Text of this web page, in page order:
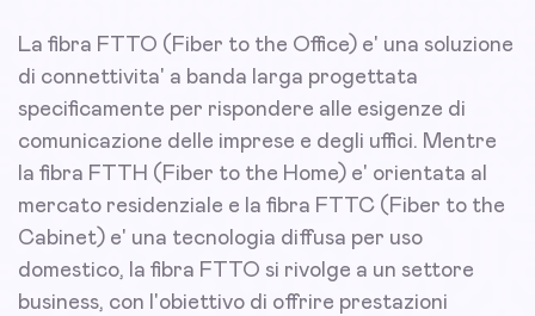
La fibra FTTO (Fiber to the Office) e' una soluzione
di connettivita' a banda larga progettata
specificamente per rispondere alle esigenze di
comunicazione delle imprese e degli uffici. Mentre
la fibra FTTH (Fiber to the Home) e' orientata al
mercato residenziale e la fibra FTTC (Fiber to the
Cabinet) e' una tecnologia diffusa per uso
domestico, la fibra FTTO si rivolge a un settore
business, con l'obiettivo di offrire prestazioni